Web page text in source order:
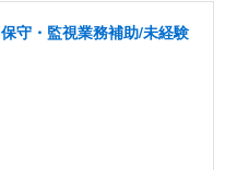
守・監視業務補助/未経験